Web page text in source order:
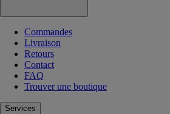
Commandes
Livraison
Retours
Contact
FAQ
Trouver une boutique
Services